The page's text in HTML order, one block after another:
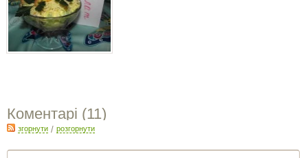
Коментарі (11)
згорнути / розгорнути